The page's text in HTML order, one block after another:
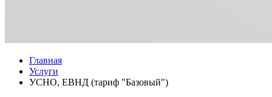
Главная
Услуги
УСНО, ЕВНД (тариф "Базовый")